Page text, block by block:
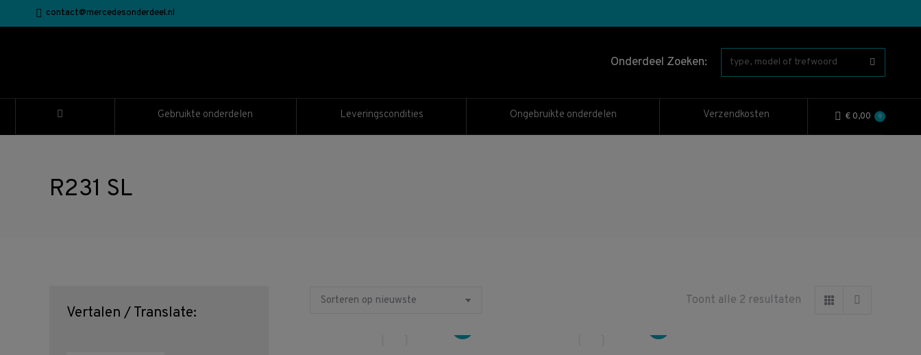
contact@mercedesonderdeel.nl
Onderdeel Zoeken:
Gebruikte onderdelen Leveringscondities Ongebruikte onderdelen Verzendkosten € 0,00 0
R231 SL
Toont alle 2 resultaten Gesorteerd
Vertalen / Translate: